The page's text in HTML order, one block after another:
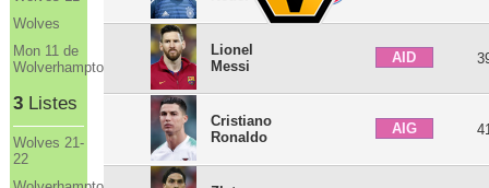
Wolves
Mon 11 de
Wolverhampton
3Listes
Wolves 21-
22
Lionel
Messi
AID
Cristiano
Ronaldo
AIG